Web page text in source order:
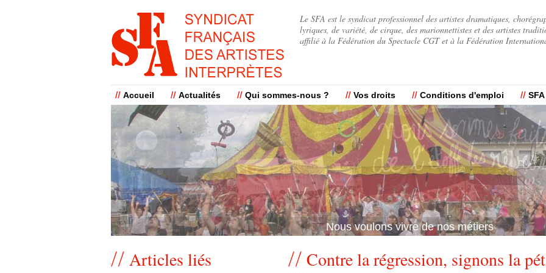
Le SFA est le syndicat professionnel des artistes dramatiques,
lyriques, de variété, de cirque, des marionnettistes et des artistes
affilié à la Fédération du Spectacle CGT et à la Fédération
Accueil Actualités Qui sommes-nous ? Vos droits Conditions d'emploi
Nous voulons vivre de nos métiers
Contre la régression, signons la
Articles liés